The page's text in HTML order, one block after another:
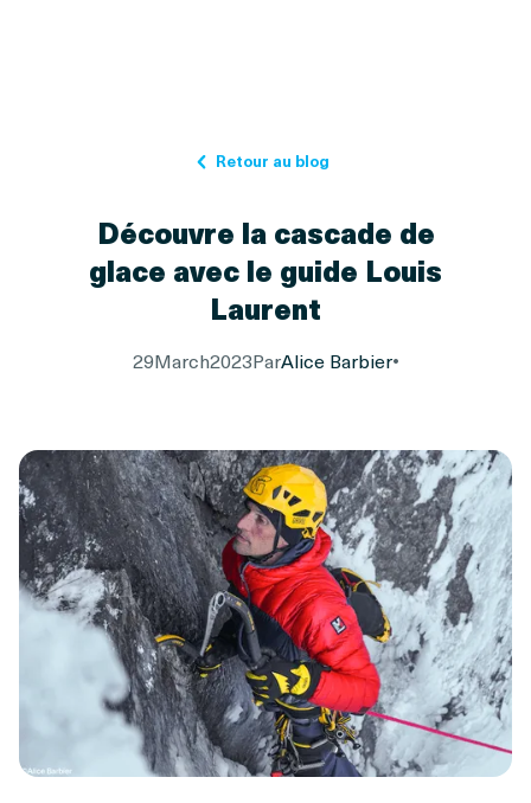
Retour au blog
Découvre la cascade de
glace avec le guide Louis
Laurent
ParAlice Barbier•
29March2023